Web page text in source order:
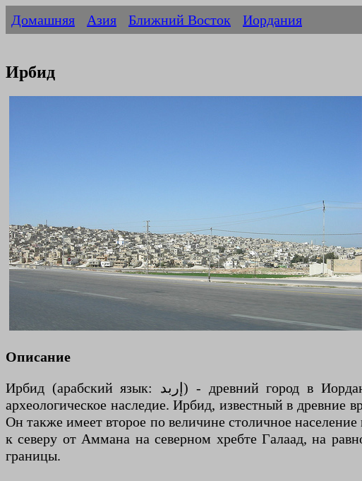
Домашняя Азия Ближний Восток Иордания
Ирбид
Описание
Ирбид (арабский язык: إربد) - древний город в Иордании. Он известен несколькими слоями различной цивилизации, которые оставили богатое
археологическое наследие. Ирбид, известный в
Он также имеет второе по величине столичное
к северу от Аммана на северном хребте Галаад, на
границы.